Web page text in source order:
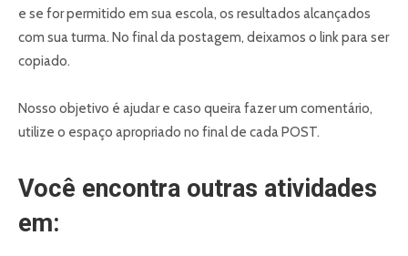
e se for permitido em sua escola, os resultados alcançados
com sua turma. No final da postagem, deixamos o link para ser
copiado.
Nosso objetivo é ajudar e caso queira fazer um comentário,
utilize o espaço apropriado no final de cada POST.
Você encontra outras atividades
em: